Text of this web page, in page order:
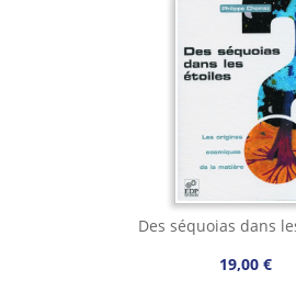
Des séquoias dans
19,00 €